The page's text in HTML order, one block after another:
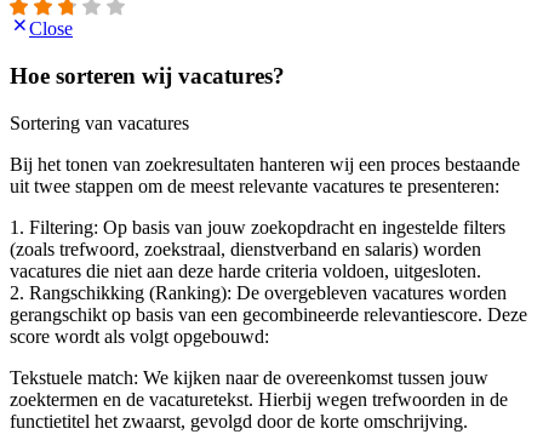
Close
Hoe sorteren wij vacatures?
Sortering van vacatures
Bij het tonen van zoekresultaten hanteren wij een proces bestaande
uit twee stappen om de meest relevante vacatures te presenteren:
1. Filtering: Op basis van jouw zoekopdracht en ingestelde filters
(zoals trefwoord, zoekstraal, dienstverband en salaris) worden
vacatures die niet aan deze harde criteria voldoen, uitgesloten.
2. Rangschikking (Ranking): De overgebleven vacatures worden
gerangschikt op basis van een gecombineerde relevantiescore. Deze
score wordt als volgt opgebouwd:
Tekstuele match: We kijken naar de overeenkomst tussen jouw
zoektermen en de vacaturetekst. Hierbij wegen trefwoorden in de
functietitel het zwaarst, gevolgd door de korte omschrijving.